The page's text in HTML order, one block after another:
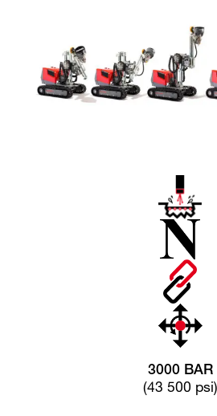
3000 BAR
(43 500 psi)